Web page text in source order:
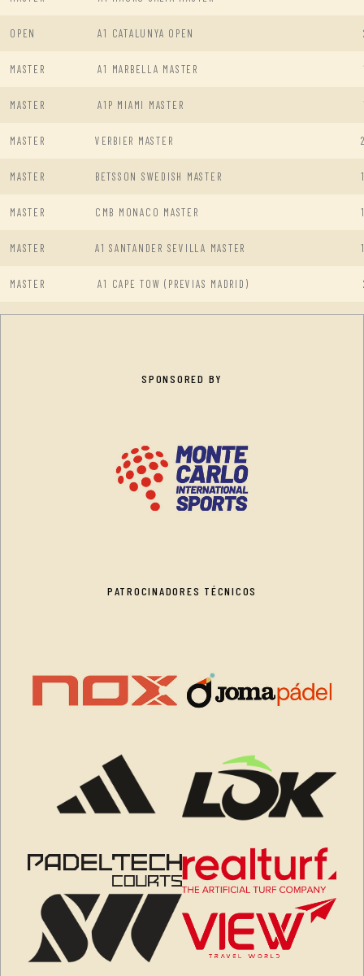
OPEN A1 CATALUNYA OPEN
MASTER A1 MARBELLA MASTER
MASTER A1P MIAMI MASTER
MASTER VERBIER MASTER
MASTER BETSSON SWEDISH MASTER
MASTER CMB MONACO MASTER
MASTER A1 SANTANDER SEVILLA MASTER
MASTER A1 CAPE TOW (PREVIAS MADRID)
SPONSORED BY
PATROCINADORES TÉCNICOS